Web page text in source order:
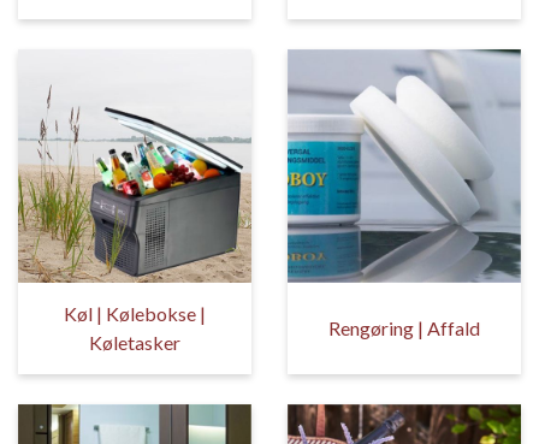
Køl | Kølebokse |
Køletasker
Rengøring | Affald